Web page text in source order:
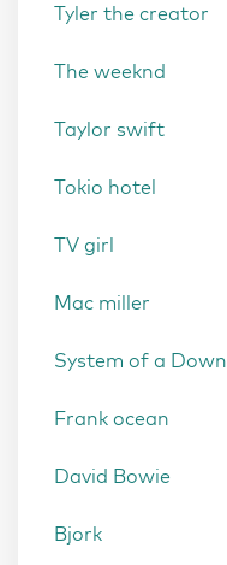
Tyler the creator
The weeknd
Taylor swift
Tokio hotel
TV girl
Mac miller
System of a Down
Frank ocean
David Bowie
Bjork